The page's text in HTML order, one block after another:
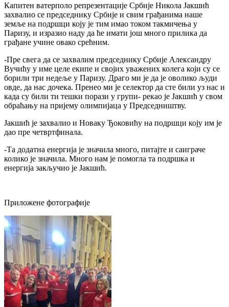
Капитен ватерполо репрезентације Србије Никола Јакшић
захвалио се председнику Србије и свим грађанима наше
земље на подршци коју је тим имао током такмичења у
Паризу, и изразио наду да ће имати још много прилика да
грађане учине овако срећним.
-Пре свега да се захвалим председнику Србије Александру
Вучићу у име целе екипе и својих уважених колега који су се
борили три недеље у Паризу. Драго ми је да је оволико људи
овде, да нас дочека. Пренео ми је селектор да сте били уз нас и
када су били ти тешки порази у групи- рекао је Јакшић у свом
обраћању на пријему олимпијаца у Председништву.
Јакшић је захвалио и Новаку Ђоковићу на подршци коју им је
дао пре четвртфинала.
-Та додатна енергија је значила много, питајте и саиграче
колико је значила. Много нам је помогла та подршка и
енергија закључио је Јакшић.
Приложене фотографије